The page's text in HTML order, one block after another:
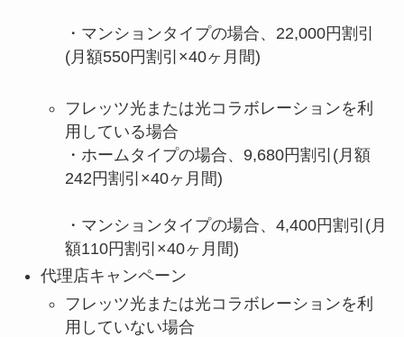
・マンションタイプの場合、22,000円割引
(月額550円割引×40ヶ月間)
フレッツ光または光コラボレーションを利
用している場合
・ホームタイプの場合、9,680円割引(月額
242円割引×40ヶ月間)
・マンションタイプの場合、4,400円割引(月
額110円割引×40ヶ月間)
代理店キャンペーン
フレッツ光または光コラボレーションを利
用していない場合